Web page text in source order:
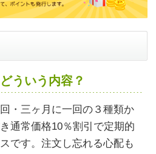
ういう内容？
・三ヶ月に一回の３種類か
通常価格10％割引で定期的
です。注文し忘れる心配も